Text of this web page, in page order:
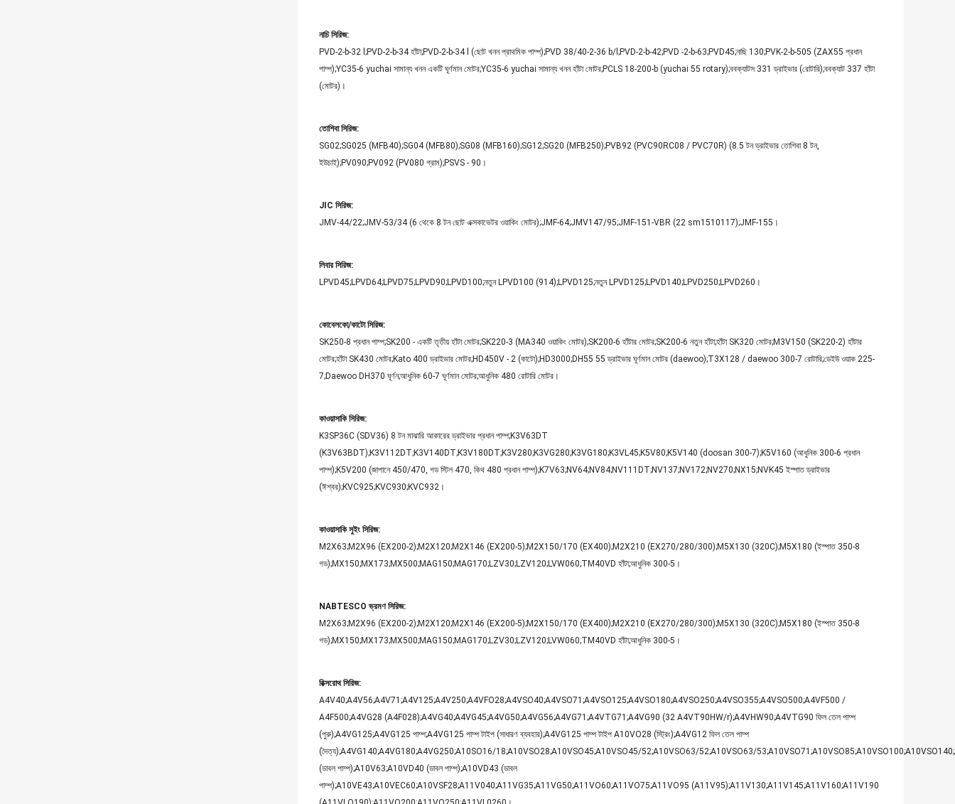
নাচি সিরিজ:
PVD-2-b-32 l;PVD-2-b-34 হাঁটা;PVD-2-b-34 l (ছোট খনন প্রাথমিক পাম্প);PVD 38/40-2-36 b/l;PVD-2-b-42;PVD -2-b-63;PVD45;নাছি 130;PVK-2-b-505 (ZAX55 প্রধান
পাম্প);YC35-6 yuchai সামান্য খনন একটি ঘূর্ণমান মোটর;YC35-6 yuchai সামান্য খনন হাঁটা মোটর;PCLS 18-200-b (yuchai 55 rotary);ববক্যাটস 331 ড্রাইভার (রোটারি);ববক্যাট 337 হাঁটা
(মোটর)।
তোশিবা সিরিজ:
SG02;SG025 (MFB40);SG04 (MFB80);SG08 (MFB160);SG12;SG20 (MFB250);PVB92 (PVC90RC08 / PVC70R) (8.5 টন ড্রাইভার তোশিবা 8 টন,
ইউচাই);PV090;PV092 (PV080 গ্রাম);PSVS - 90।
JIC সিরিজ:
JMV-44/22;JMV-53/34 (6 থেকে 8 টন ছোট এক্সকাভেটর ওয়াকিং মোটর);JMF-64;JMV147/95;JMF-151-VBR (22 sm1510117);JMF-155।
লিবার সিরিজ:
LPVD45;LPVD64;LPVD75;LPVD90;LPVD100;নতুন LPVD100 (914);LPVD125;নতুন LPVD125;LPVD140;LPVD250;LPVD260।
কোবেলকো/কাটো সিরিজ:
SK250-8 প্রধান পাম্প;SK200 - একটি তৃতীয় হাঁটা মোটর;SK220-3 (MA340 ওয়াকিং মোটর);SK200-6 হাঁটার মোটর;SK200-6 নতুন হাঁটা;হাঁটা SK320 মোটর;M3V150 (SK220-2) হাঁটার
মোটর;হাঁটা SK430 মোটর;Kato 400 ড্রাইভার মোটর;HD450V - 2 (কাটো);HD3000;DH55 55 ড্রাইভার ঘূর্ণমান মোটর (daewoo);T3X128 / daewoo 300-7 রোটারি;ডেইউ ওয়াক 225-
7;Daewoo DH370 ঘূর্ণন;আধুনিক 60-7 ঘূর্ণমান মোটর;আধুনিক 480 রোটারি মোটর।
কাওয়াসাকি সিরিজ:
K3SP36C (SDV36) 8 টন মাঝারি আকারের ড্রাইভার প্রধান পাম্প;K3V63DT
(K3V63BDT);K3V112DT;K3V140DT;K3V180DT;K3V280;K3VG280;K3VG180;K3VL45;K5V80;K5V140 (doosan 300-7);K5V160 (আধুনিক 300-6 প্রধান
পাম্প);K5V200 (জাপানে 450/470, গড স্টিল 470, কিথ 480 প্রধান পাম্প);K7V63;NV64;NV84;NV111DT;NV137;NV172;NV270;NX15;NVK45 ইস্পাত ড্রাইভার
(ঈশ্বর);KVC925;KVC930;KVC932।
কাওয়াসাকি সুইং সিরিজ:
M2X63;M2X96 (EX200-2);M2X120;M2X146 (EX200-5);M2X150/170 (EX400);M2X210 (EX270/280/300);M5X130 (320C);M5X180 (ইস্পাত 350-8
গড);MX150;MX173;MX500;MAG150;MAG170;LZV30;LZV120;LVW060;TM40VD হাঁটা;আধুনিক 300-5।
NABTESCO ভ্রমণ সিরিজ:
M2X63;M2X96 (EX200-2);M2X120;M2X146 (EX200-5);M2X150/170 (EX400);M2X210 (EX270/280/300);M5X130 (320C);M5X180 (ইস্পাত 350-8
গড);MX150;MX173;MX500;MAG150;MAG170;LZV30;LZV120;LVW060;TM40VD হাঁটা;আধুনিক 300-5।
রিক্সরোথ সিরিজ:
A4V40;A4V56;A4V71;A4V125;A4V250;A4VFO28;A4VSO40;A4VSO71;A4VSO125;A4VSO180;A4VSO250;A4VSO355;A4VSO500;A4VF500 /
A4F500;A4VG28 (A4F028);A4VG40;A4VG45;A4VG50;A4VG56;A4VG71;A4VTG71;A4VG90 (32 A4VT90HW/r);A4VHW90;A4VTG90 ফিল তেল পাম্প
(পুরু);A4VG125;A4VG125 পাম্প;A4VG125 পাম্প টাইপ (সাধারণ ব্যবহার);A4VG125 পাম্প টাইপ A10VO28 (স্ট্রিং);A4VG12 ফিল তেল পাম্প
(দৈত্য);A4VG140;A4VG180;A4VG250;A10SO16/18;A10VSO28;A10VSO45;A10VSO45/52;A10VSO63/52;A10VSO63/
(ডাবল পাম্প);A10V63;A10VD40 (ডাবল পাম্প);A10VD43 (ডাবল
পাম্প);A10VE43;A10VEC60;A10VSF28;A11V040;A11VG35;A11VG50;A11VO60;A11VO75;A11VO95 (A11V95);A11V130;A11V145;A11V160;A11V190